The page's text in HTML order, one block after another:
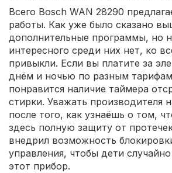
Всего Bosch WAN 28290
работы. Как уже было сказано
дополнительные программы, но
интересного среди них нет, ко
привыкли. Если вы платите за
днём и ночью по разным
понравится наличие таймера
стирки. Уважать производителя
после того, как узнаёшь о том,
здесь полную защиту от
внедрил возможность
управления, чтобы дети
этот прибор.